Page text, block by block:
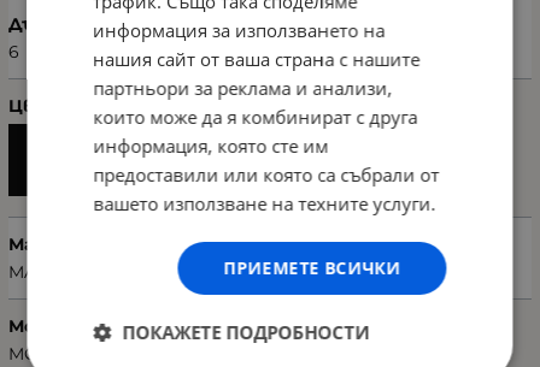
Дълбочина (см)
6
Цвят
Марка
MARIE CLAIRE
Модел чанта
MC222101342-001
информация за използването на
нашия сайт от ваша страна с нашите
партньори за реклама и анализи,
които може да я комбинират с друга
информация, която сте им
предоставили или която са събрали от
вашето използване на техните услуги.
ПРИЕМЕТЕ ВСИЧКИ
ПОКАЖЕТЕ ПОДРОБНОСТИ